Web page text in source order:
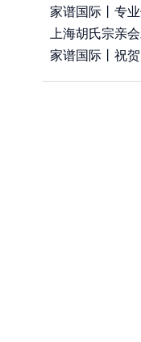
家谱国际丨专
(2019/7/17)
上海胡氏宗亲
年”
(2019/4/27)
家谱国际丨祝
(2019/4/13)